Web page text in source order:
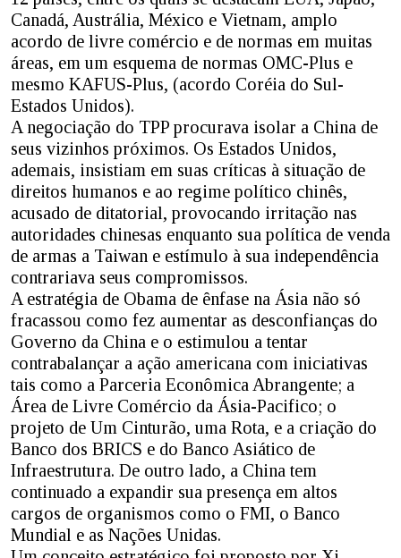
Canadá, Austrália, México e Vietnam, amplo
acordo de livre comércio e de normas em muitas
áreas, em um esquema de normas OMC-Plus e
mesmo KAFUS-Plus, (acordo Coréia do Sul-
Estados Unidos).
A negociação do TPP procurava isolar a China de
seus vizinhos próximos. Os Estados Unidos,
ademais, insistiam em suas críticas à situação de
direitos humanos e ao regime político chinês,
acusado de ditatorial, provocando irritação nas
autoridades chinesas enquanto sua política de venda
de armas a Taiwan e estímulo à sua independência
contrariava seus compromissos.
A estratégia de Obama de ênfase na Ásia não só
fracassou como fez aumentar as desconfianças do
Governo da China e o estimulou a tentar
contrabalançar a ação americana com iniciativas
tais como a Parceria Econômica Abrangente; a
Área de Livre Comércio da Ásia-Pacifico; o
projeto de Um Cinturão, uma Rota, e a criação do
Banco dos BRICS e do Banco Asiático de
Infraestrutura. De outro lado, a China tem
continuado a expandir sua presença em altos
cargos de organismos como o FMI, o Banco
Mundial e as Nações Unidas.